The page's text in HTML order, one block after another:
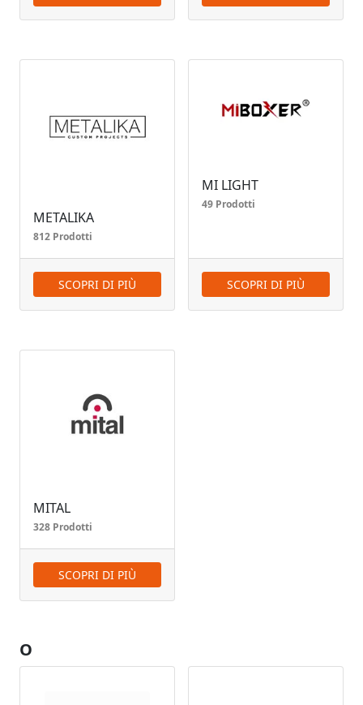
METALIKA
812 Prodotti
SCOPRI DI PIÙ
MI LIGHT
49 Prodotti
SCOPRI DI PIÙ
MITAL
328 Prodotti
SCOPRI DI PIÙ
O